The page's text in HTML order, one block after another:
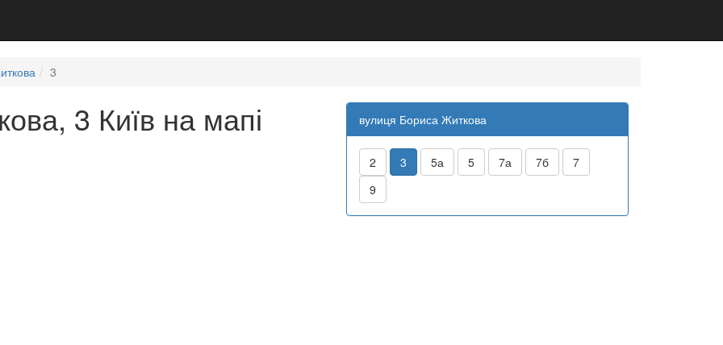
3
3 Київ на мапі вулиця Бориса Житкова
2 3 5а 5 7а 7б
7
9